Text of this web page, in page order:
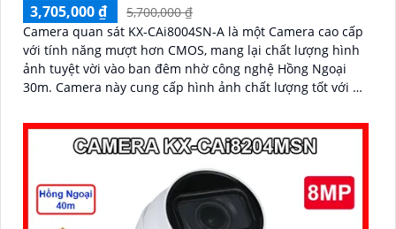
3,705,000 ₫
5,700,000 ₫
Camera quan sát KX-CAi8004SN-A là một Camera cao cấp
với tính năng mượt hơn CMOS, mang lại chất lượng hình
ảnh tuyệt vời vào ban đêm nhờ công nghệ Hồng Ngoại
30m. Camera này cung cấp hình ảnh chất lượng tốt với độ